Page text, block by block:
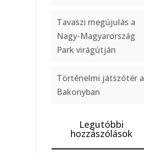
Tavaszi megújulás a
Nagy-Magyarország
Park virágútján
Történelmi játszótér a
Bakonyban
Legutóbbi
hozzászólások